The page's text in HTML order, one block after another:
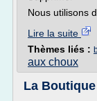
Nous utilisons
Lire la suite
Thèmes liés :
aux choux
La